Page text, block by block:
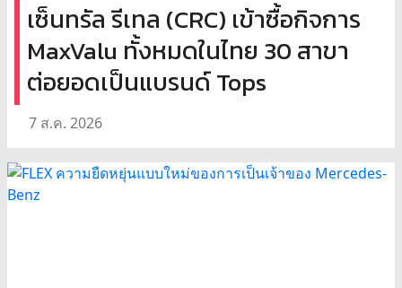
เซ็นทรัล รีเทล (CRC) เข้าซื้อกิจการ
MaxValu ทั้งหมดในไทย 30 สาขา
ต่อยอดเป็นแบรนด์ Tops
7 ส.ค. 2026